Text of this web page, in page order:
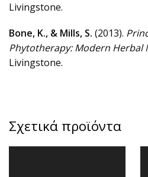
Livingstone.
Bone, K., & Mills, S. (2013).
Phytotherapy: Modern Herbal
Livingstone.
Σχετικά προϊόντα